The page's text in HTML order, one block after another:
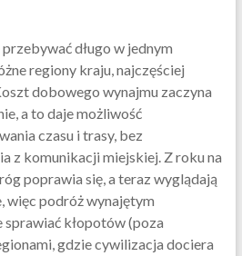
długo w jednym
regiony kraju, najczęściej
dobowego wynajmu zaczyna
a to daje możliwość
czasu i trasy, bez
z komunikacji miejskiej. Z roku na
poprawia się, a teraz wyglądają
więc podróż wynajętym
sprawiać kłopotów (poza
gdzie cywilizacja dociera